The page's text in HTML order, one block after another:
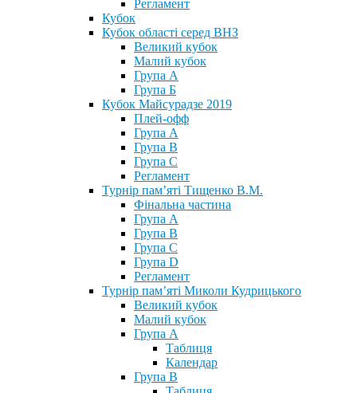
Регламент
Кубок
Кубок області серед ВНЗ
Великий кубок
Малий кубок
Група А
Група Б
Кубок Майсурадзе 2019
Плей-офф
Група А
Група В
Група С
Регламент
Турнір пам’яті Тищенко В.М.
Фінальна частина
Група А
Група В
Група С
Група D
Регламент
Турнір пам’яті Миколи Кудрицького
Великий кубок
Малий кубок
Група А
Таблиця
Календар
Група В